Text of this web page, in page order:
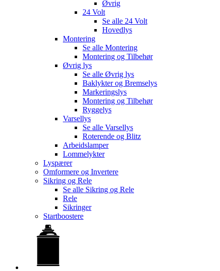
Øvrig
24 Volt
Se alle 24 Volt
Hovedlys
Montering
Se alle Montering
Montering og Tilbehør
Øvrig lys
Se alle Øvrig lys
Baklykter og Bremselys
Markeringslys
Montering og Tilbehør
Ryggelys
Varsellys
Se alle Varsellys
Roterende og Blitz
Arbeidslamper
Lommelykter
Lyspærer
Omformere og Invertere
Sikring og Rele
Se alle Sikring og Rele
Rele
Sikringer
Startboostere